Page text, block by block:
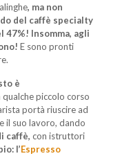
, ma non
del caffè specialty
Insomma, agli
E sono pronti
è
qualche piccolo corso
portà riuscire ad
il suo lavoro, dando
caffè, con istruttori
l’Espresso